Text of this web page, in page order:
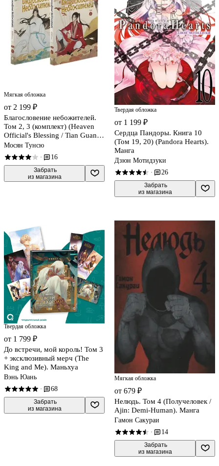
Мягкая обложка
от 2 199 ₽
Благословение небожителей.
Том 2, 3 (комплект) (Heaven
Official's Blessing / Tian Guan
Cifu). Дунхуа
Мосян Тунсю
· 16
Забрать
из магазина
Твердая обложка
от 1 199 ₽
Сердца Пандоры. Книга 10
(Том 19, 20) (Pandora Hearts).
Манга
Дзюн Мотидзуки
· 26
Забрать
из магазина
Твердая обложка
от 1 799 ₽
До встречи, мой король! Том 3
+ эксклюзивный мерч (The
King and Me). Маньхуа
Вэнь Юань
· 68
Забрать
из магазина
Мягкая обложка
от 679 ₽
Нелюдь. Том 4 (Получеловек /
Ajin: Demi-Human). Манга
Гамон Сакураи
· 14
Забрать
из магазина